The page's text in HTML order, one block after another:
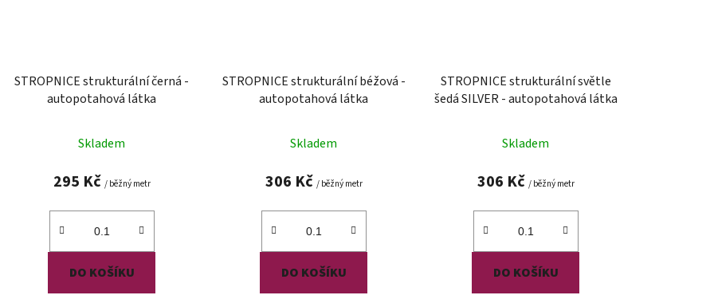
STROPNICE strukturální černá -
autopotahová látka
Skladem
295 Kč / běžný metr
DO KOŠÍKU
STROPNICE strukturální béžová -
autopotahová látka
Skladem
306 Kč / běžný metr
DO KOŠÍKU
STROPNICE strukturální světle
šedá SILVER - autopotahová látka
Skladem
306 Kč / běžný metr
DO KOŠÍKU